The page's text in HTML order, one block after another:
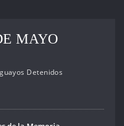
MAYO
Detenidos